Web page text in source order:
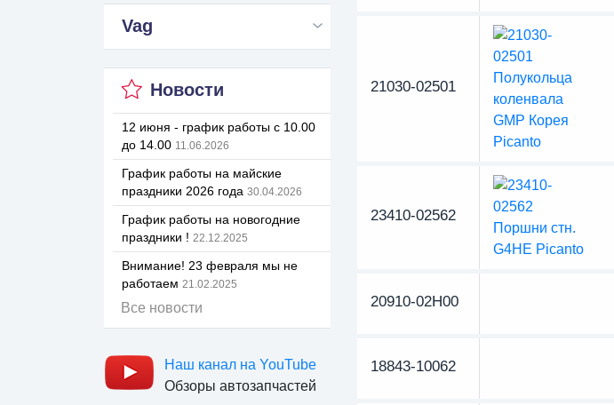
Vag
Новости
12 июня - график работы с 10.00
до 14.00 11.06.2026
График работы на майские
праздники 2026 года 30.04.2026
График работы на новогодние
праздники ! 22.12.2025
Внимание! 23 февраля мы не
работаем 21.02.2025
Все новости
Наш канал на YouTube
Обзоры автозапчастей
21030-02501
23410-02562
20910-02H00
18843-10062